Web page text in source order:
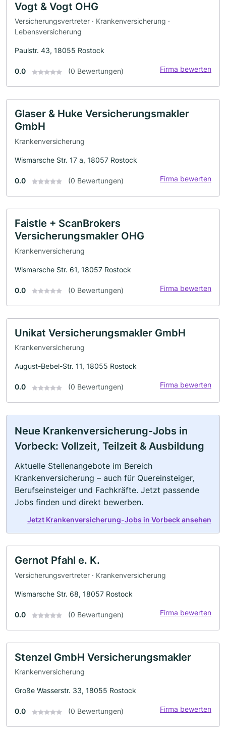
Vogt & Vogt OHG
Versicherungsvertreter · Krankenversicherung ·
Lebensversicherung
Paulstr. 43, 18055 Rostock
0.0 (0 Bewertungen) Firma bewerten
Glaser & Huke Versicherungsmakler
GmbH
Krankenversicherung
Wismarsche Str. 17 a, 18057 Rostock
0.0 (0 Bewertungen) Firma bewerten
Faistle + ScanBrokers
Versicherungsmakler OHG
Krankenversicherung
Wismarsche Str. 61, 18057 Rostock
0.0 (0 Bewertungen) Firma bewerten
Unikat Versicherungsmakler GmbH
Krankenversicherung
August-Bebel-Str. 11, 18055 Rostock
0.0 (0 Bewertungen) Firma bewerten
Neue Krankenversicherung-Jobs in
Vorbeck: Vollzeit, Teilzeit & Ausbildung
Aktuelle Stellenangebote im Bereich
Krankenversicherung – auch für Quereinsteiger,
Berufseinsteiger und Fachkräfte. Jetzt passende
Jobs finden und direkt bewerben.
Jetzt Krankenversicherung-Jobs in Vorbeck ansehen
Gernot Pfahl e. K.
Versicherungsvertreter · Krankenversicherung
Wismarsche Str. 68, 18057 Rostock
0.0 (0 Bewertungen) Firma bewerten
Stenzel GmbH Versicherungsmakler
Krankenversicherung
Große Wasserstr. 33, 18055 Rostock
0.0 (0 Bewertungen) Firma bewerten